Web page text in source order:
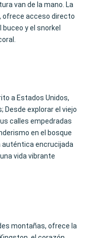
van de la mano. La
ofrece acceso directo
y el snorkel
a Estados Unidos,
Desde explorar el viejo
calles empedradas
en el bosque
auténtica encrucijada
vida vibrante
montañas, ofrece la